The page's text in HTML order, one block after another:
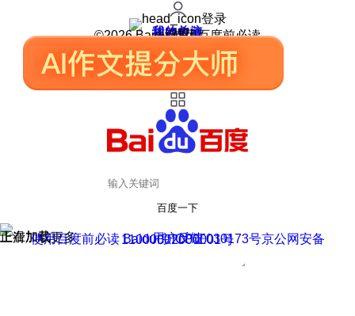
登录
我的关注
我的收藏
皮肤中心
用户反馈
设置
©2026 Baidu 使用百度前必读
百度一下
正在加载
上滑加载更多 用户反馈
使用百度前必读 Baidu 京ICP证030173号
京公网安备11000002000001号